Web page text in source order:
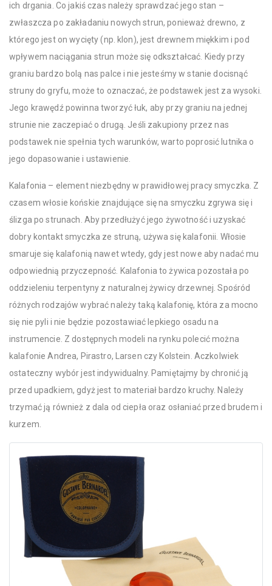
ich drgania. Co jakiś czas należy sprawdzać jego stan –
zwłaszcza po zakładaniu nowych strun, ponieważ drewno, z
którego jest on wycięty (np. klon), jest drewnem miękkim i pod
wpływem naciągania strun może się odkształcać. Kiedy przy
graniu bardzo bolą nas palce i nie jesteśmy w stanie docisnąć
struny do gryfu, może to oznaczać, że podstawek jest za wysoki.
Jego krawędź powinna tworzyć łuk, aby przy graniu na jednej
strunie nie zaczepiać o drugą. Jeśli zakupiony przez nas
podstawek nie spełnia tych warunków, warto poprosić lutnika o
jego dopasowanie i ustawienie.
Kalafonia – element niezbędny w prawidłowej pracy smyczka. Z
czasem włosie końskie znajdujące się na smyczku zgrywa się i
ślizga po strunach. Aby przedłużyć jego żywotność i uzyskać
dobry kontakt smyczka ze struną, używa się kalafonii. Włosie
smaruje się kalafonią nawet wtedy, gdy jest nowe aby nadać mu
odpowiednią przyczepność. Kalafonia to żywica pozostała po
oddzieleniu terpentyny z naturalnej żywicy drzewnej. Spośród
różnych rodzajów wybrać należy taką kalafonię, która za mocno
się nie pyli i nie będzie pozostawiać lepkiego osadu na
instrumencie. Z dostępnych modeli na rynku polecić można
kalafonie Andrea, Pirastro, Larsen czy Kolstein. Aczkolwiek
ostateczny wybór jest indywidualny. Pamiętajmy by chronić ją
przed upadkiem, gdyż jest to materiał bardzo kruchy. Należy
trzymać ją również z dala od ciepła oraz osłaniać przed brudem i
kurzem.